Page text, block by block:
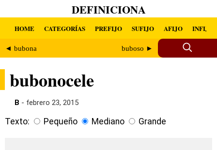
DEFINICIONA
HOME CATEGORÍAS PREFIJO SUFIJO AFIJO INFIJO
◄ bubona buboso ►
bubonocele
B - febrero 23, 2015
Texto: Pequeño Mediano Grande